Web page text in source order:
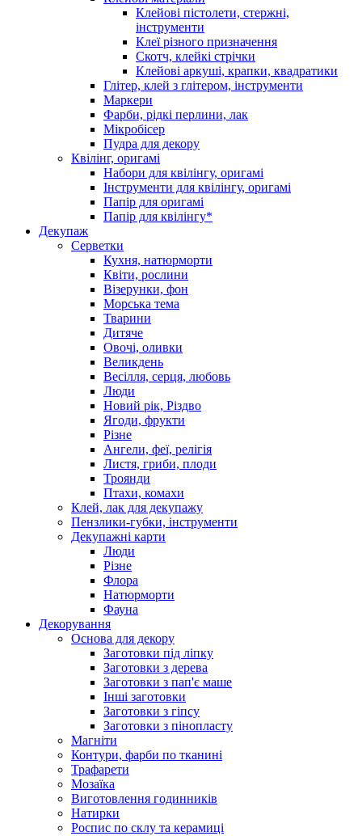
Клейові пістолети, стержні,
інструменти
Клеї різного призначення
Скотч, клейкі стрічки
Клейові аркуші, крапки, квадратики
Глітер, клей з глітером, інструменти
Маркери
Фарби, рідкі перлини, лак
Мікробісер
Пудра для декору
Квілінг, оригамі
Набори для квілінгу, оригамі
Інструменти для квілінгу, оригамі
Папір для оригамі
Папір для квілінгу*
Декупаж
Серветки
Кухня, натюрморти
Квіти, рослини
Візерунки, фон
Морська тема
Тварини
Дитяче
Овочі, оливки
Великдень
Весілля, серця, любовь
Люди
Новий рік, Різдво
Ягоди, фрукти
Різне
Ангели, феї, релігія
Листя, гриби, плоди
Троянди
Птахи, комахи
Клей, лак для декупажу
Пензлики-губки, інструменти
Декупажні карти
Люди
Різне
Флора
Натюрморти
Фауна
Декорування
Основа для декору
Заготовки під ліпку
Заготовки з дерева
Заготовки з пап'є маше
Інші заготовки
Заготовки з гіпсу
Заготовки з пінопласту
Магніти
Контури, фарби по тканині
Трафарети
Мозаїка
Виготовлення годинників
Натирки
Роспис по склу та керамиці